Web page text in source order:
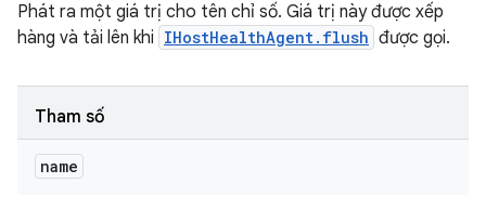
Phát ra một giá trị cho tên chỉ số. Giá trị này được xếp
hàng và tải lên khi IHostHealthAgent.flush được gọi.
Tham số
name